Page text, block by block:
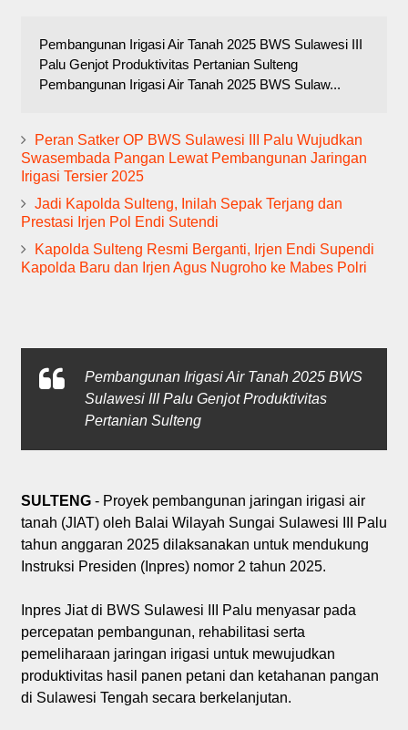
Pembangunan Irigasi Air Tanah 2025 BWS Sulawesi III
Palu Genjot Produktivitas Pertanian Sulteng
Pembangunan Irigasi Air Tanah 2025 BWS Sulaw...
Peran Satker OP BWS Sulawesi III Palu Wujudkan
Swasembada Pangan Lewat Pembangunan Jaringan
Irigasi Tersier 2025
Jadi Kapolda Sulteng, Inilah Sepak Terjang dan
Prestasi Irjen Pol Endi Sutendi
Kapolda Sulteng Resmi Berganti, Irjen Endi Supendi
Kapolda Baru dan Irjen Agus Nugroho ke Mabes Polri
Pembangunan Irigasi Air Tanah 2025 BWS
Sulawesi III Palu Genjot Produktivitas
Pertanian Sulteng
SULTENG- Proyek pembangunan jaringan irigasi air
tanah (JIAT) oleh Balai Wilayah Sungai Sulawesi III Palu
tahun anggaran 2025 dilaksanakan untuk mendukung
Instruksi Presiden (Inpres) nomor 2 tahun 2025.
Inpres Jiat di BWS Sulawesi III Palu menyasar pada
percepatan pembangunan, rehabilitasi serta
pemeliharaan jaringan irigasi untuk mewujudkan
produktivitas hasil panen petani dan ketahanan pangan
di Sulawesi Tengah secara berkelanjutan.